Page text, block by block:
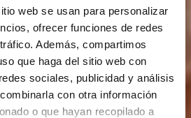
web se usan para personalizar
ofrecer funciones de redes
Además, compartimos
que haga del sitio web con
sociales, publicidad y análisis
con otra información
o que hayan recopilado a